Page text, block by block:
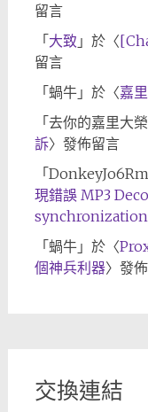
留言
「大致 」於〈
留言
「蝸牛」於〈嘉
「去你的嘉里大榮
訴〉發佈留言
「
現錯誤 MP3
synchronization
「蝸牛」於〈
個神兵利器〉發
交換連結